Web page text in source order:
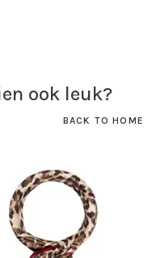
ook leuk?
BACK TO HOME